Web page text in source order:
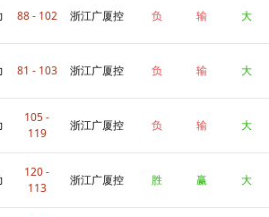
88 - 102 浙江广厦控
股
负 输 大
81 - 103 浙江广厦控
股
负 输 大
105 -
119
浙江广厦控
股
负 输 大
120 -
113
浙江广厦控 胜 赢 大